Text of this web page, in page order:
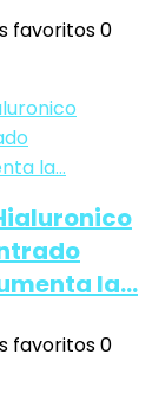
favoritos0
la…
favoritos0